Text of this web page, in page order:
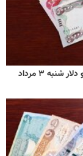
قیمت دینار عراق امروز + نرخ ارز اربعین دولتی به تومان و دلار شنبه ۳ مرداد